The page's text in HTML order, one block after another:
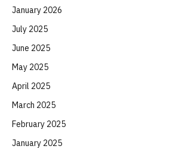
January 2026
July 2025
June 2025
May 2025
April 2025
March 2025
February 2025
January 2025